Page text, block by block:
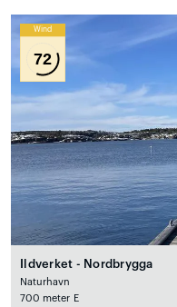
Wind
72
Ildverket - Nordbrygga
Naturhavn
700 meter E